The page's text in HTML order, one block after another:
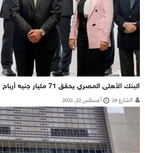
البنك الأهلى المصري يحقق 71 مليار جنيه أرباح خلال 2022
الشارع 24 أغسطس 22, 2023